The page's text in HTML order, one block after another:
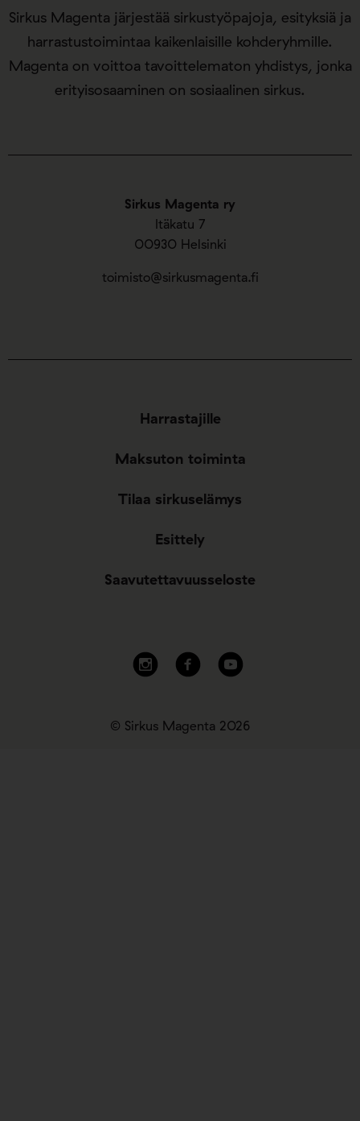
Sirkus Magenta ry
Itäkatu 7
00930 Helsinki
toimisto@sirkusmagenta.fi
Sirkus Magenta järjestää sirkustyöpajoja, esityksiä ja
harrastustoimintaa kaikenlaisille kohderyhmille.
Magenta on voittoa tavoittelematon yhdistys, jonka
erityisosaaminen on sosiaalinen sirkus.
Harrastajille
Maksuton toiminta
Tilaa sirkuselämys
Esittely
Saavutettavuusseloste
© Sirkus Magenta 2026